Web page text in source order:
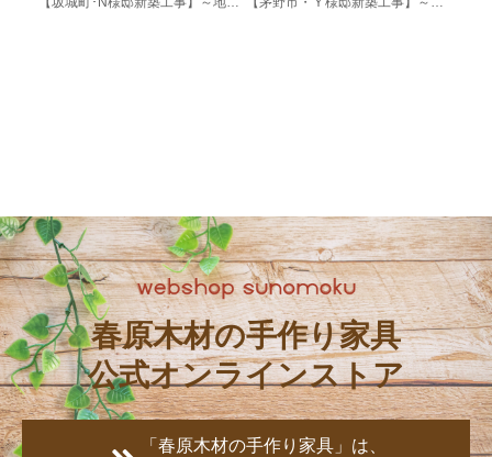
春原木材の手作り家具
公式オンラインストア
「春原木材の手作り家具」は、